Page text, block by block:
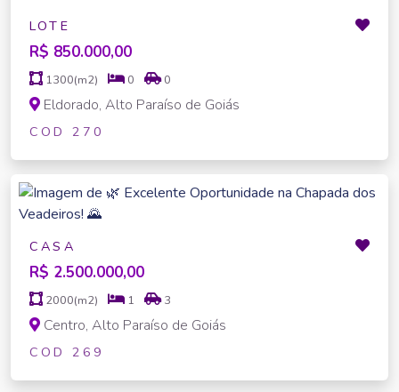
LOTE
R$ 850.000,00
1300(m2) 0 0
Eldorado, Alto Paraíso de Goiás
COD 270
CASA
R$ 2.500.000,00
2000(m2) 1 3
Centro, Alto Paraíso de Goiás
COD 269